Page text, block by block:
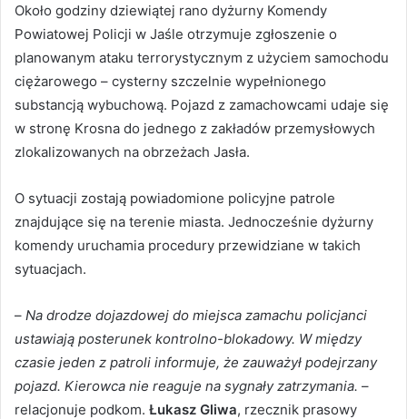
Około godziny dziewiątej rano dyżurny Komendy
Powiatowej Policji w Jaśle otrzymuje zgłoszenie o
planowanym ataku terrorystycznym z użyciem samochodu
ciężarowego – cysterny szczelnie wypełnionego
substancją wybuchową. Pojazd z zamachowcami udaje się
w stronę Krosna do jednego z zakładów przemysłowych
zlokalizowanych na obrzeżach Jasła.
O sytuacji zostają powiadomione policyjne patrole
znajdujące się na terenie miasta. Jednocześnie dyżurny
komendy uruchamia procedury przewidziane w takich
sytuacjach.
– Na drodze dojazdowej do miejsca zamachu policjanci
ustawiają posterunek kontrolno-blokadowy. W między
czasie jeden z patroli informuje, że zauważył podejrzany
pojazd. Kierowca nie reaguje na sygnały zatrzymania. –
relacjonuje podkom. Łukasz Gliwa, rzecznik prasowy